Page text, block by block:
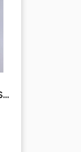
Våtserviett-pakke flergangs Unikum